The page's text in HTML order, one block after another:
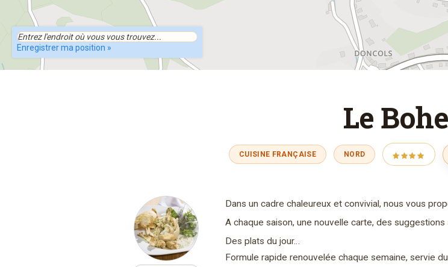
Enregistrer ma position »
Le
CUISINE FRANÇAISE NORD
Dans un cadre chaleureux et convivial, nous vous
A chaque saison, une nouvelle carte, des
Des plats du jour…
Formule rapide renouvelée chaque semaine, servie